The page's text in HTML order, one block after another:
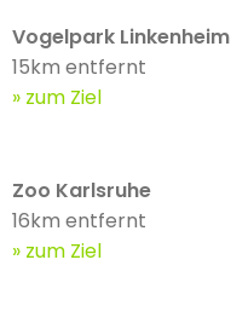
Vogelpark Linkenheim
15km entfernt
zum Ziel
Zoo Karlsruhe
16km entfernt
zum Ziel